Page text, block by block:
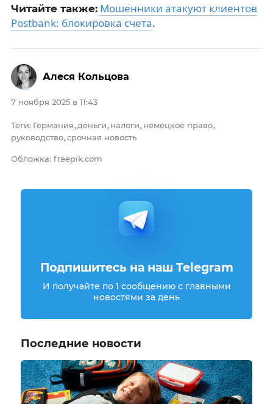
Читайте также: Мошенники атакуют клиентов
Postbank: блокировка счета.
7 ноября 2025 в 11:43
Теги: Германия, деньги, налоги, немецкое право,
руководство,срочная новость
Обложка: freepik.com
Алеся Кольцова
Подпишитесь на наш Telegram
И получайте по 1 сообщению с главными
новостями за день
Последние новости